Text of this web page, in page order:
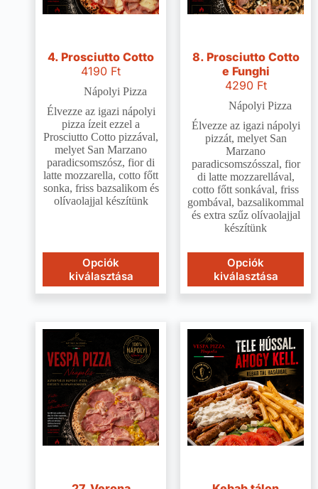
4. Prosciutto Cotto
4190 Ft
Nápolyi Pizza
Élvezze az igazi nápolyi
pizza ízeit ezzel a
Prosciutto Cotto pizzával,
melyet San Marzano
paradicsomszósz, fior di
latte mozzarella, cotto főtt
sonka, friss bazsalikom és
olívaolajjal készítünk
Opciók
kiválasztása
8. Prosciutto Cotto
e Funghi
4290 Ft
Nápolyi Pizza
Élvezze az igazi nápolyi
pizzát, melyet San
Marzano
paradicsomszósszal, fior
di latte mozzarellával,
cotto főtt sonkával, friss
gombával, bazsalikommal
és extra szűz olívaolajjal
készítünk
Opciók
kiválasztása